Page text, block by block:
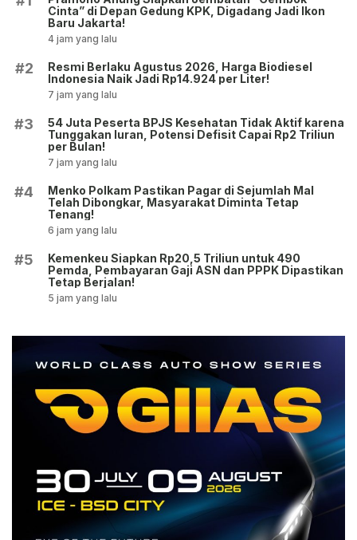
Cinta” di Depan Gedung KPK, Digadang Jadi Ikon
Baru Jakarta!
4 jam yang lalu
#2
Resmi Berlaku Agustus 2026, Harga Biodiesel
Indonesia Naik Jadi Rp14.924 per Liter!
7 jam yang lalu
#3
54 Juta Peserta BPJS Kesehatan Tidak Aktif karena
Tunggakan Iuran, Potensi Defisit Capai Rp2 Triliun
per Bulan!
7 jam yang lalu
#4
Menko Polkam Pastikan Pagar di Sejumlah Mal
Telah Dibongkar, Masyarakat Diminta Tetap
Tenang!
6 jam yang lalu
#5
Kemenkeu Siapkan Rp20,5 Triliun untuk 490
Pemda, Pembayaran Gaji ASN dan PPPK Dipastikan
Tetap Berjalan!
5 jam yang lalu